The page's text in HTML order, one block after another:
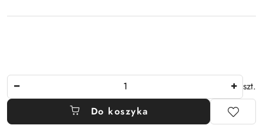
szt.
Do koszyka